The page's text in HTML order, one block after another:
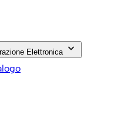
Elettronica keyboard_arrow_down